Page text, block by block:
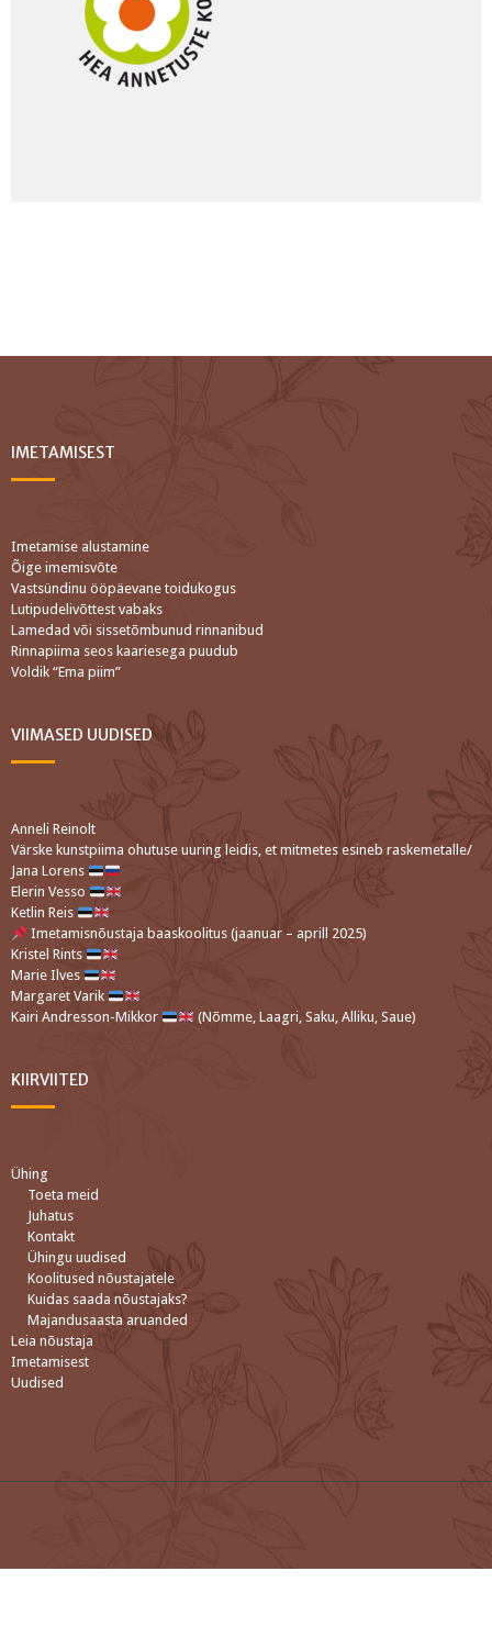
IMETAMISEST
Imetamise alustamine
Õige imemisvõte
Vastsündinu ööpäevane toidukogus
Lutipudelivõttest vabaks
Lamedad või sissetõmbunud rinnanibud
Rinnapiima seos kaariesega puudub
Voldik “Ema piim”
VIIMASED UUDISED
Anneli Reinolt
Värske kunstpiima ohutuse uuring leidis, et mitmetes esineb raskemetalle/
Jana Lorens
Elerin Vesso
Ketlin Reis
Imetamisnõustaja baaskoolitus (jaanuar – aprill 2025)
Kristel Rints
Marie Ilves
Margaret Varik
Kairi Andresson-Mikkor
(Nõmme, Laagri, Saku, Alliku, Saue)
KIIRVIITED
Ühing
Toeta meid
Juhatus
Kontakt
Ühingu uudised
Koolitused nõustajatele
Kuidas saada nõustajaks?
Majandusaasta aruanded
Leia nõustaja
Imetamisest
Uudised